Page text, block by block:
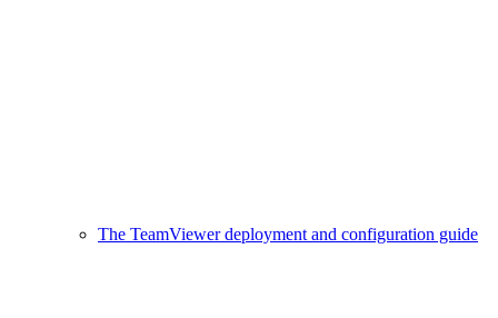
The TeamViewer deployment and configuration guide